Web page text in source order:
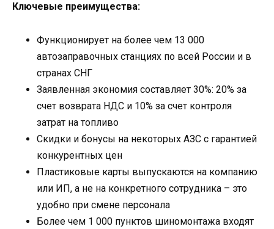
Ключевые преимущества:
Функционирует на более чем 13 000
автозаправочных станциях по всей России и в
странах СНГ
Заявленная экономия составляет 30%: 20% за
счет возврата НДС и 10% за счет контроля
затрат на топливо
Скидки и бонусы на некоторых АЗС с гарантией
конкурентных цен
Пластиковые карты выпускаются на компанию
или ИП, а не на конкретного сотрудника – это
удобно при смене персонала
Более чем 1 000 пунктов шиномонтажа входят